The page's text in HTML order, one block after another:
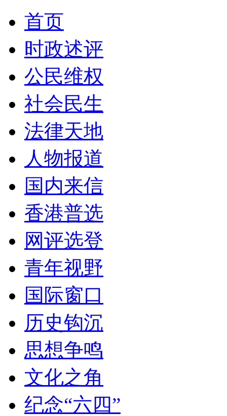
首页
时政述评
公民维权
社会民生
法律天地
人物报道
国内来信
香港普选
网评选登
青年视野
国际窗口
历史钩沉
思想争鸣
文化之角
纪念“六四”